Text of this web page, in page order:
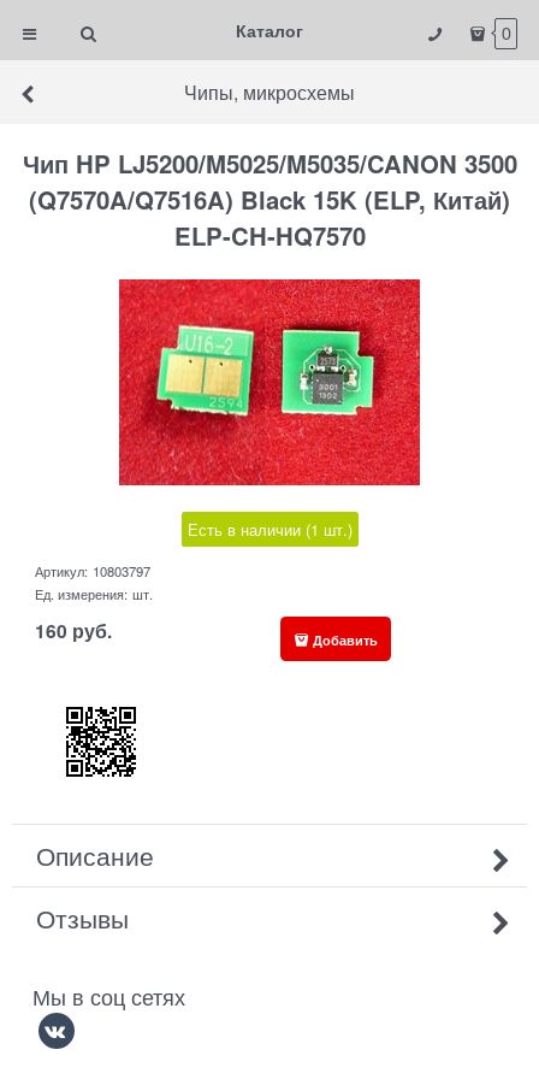
Каталог 0
Чипы, микросхемы
Чип HP LJ5200/M5025/M5035/CANON 3500
(Q7570A/Q7516A) Black 15K (ELP, Китай)
ELP-CH-HQ7570
Есть в наличии (1 шт.)
Артикул: 10803797
Ед. измерения: шт.
160 руб. Добавить
Описание
Отзывы
Мы в соц сетях